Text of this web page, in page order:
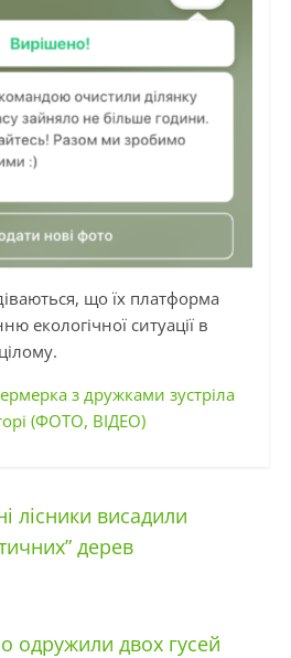
що їх платформа
екологічної ситуації в
з дружками зустріла
(ФОТО, ВІДЕО)
лісники висадили
дерев
одружили двох гусей